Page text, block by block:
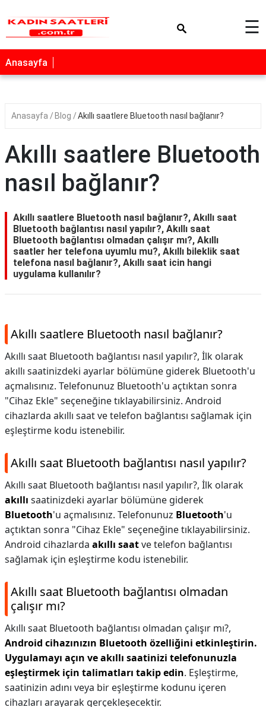
☰
Anasayfa
Anasayfa Blog Akıllı saatlere Bluetooth nasıl bağlanır?
Akıllı saatlere Bluetooth
nasıl bağlanır?
Akıllı saatlere Bluetooth nasıl bağlanır?, Akıllı saat
Bluetooth bağlantısı nasıl yapılır?, Akıllı saat
Bluetooth bağlantısı olmadan çalışır mı?, Akıllı
saatler her telefona uyumlu mu?, Akıllı bileklik saat
telefona nasıl bağlanır?, Akıllı saat icin hangi
uygulama kullanılır?
Akıllı saatlere Bluetooth nasıl bağlanır?
Akıllı saat Bluetooth bağlantısı nasıl yapılır?, İlk olarak
akıllı saatinizdeki ayarlar bölümüne giderek Bluetooth'u
açmalısınız. Telefonunuz Bluetooth'u açtıktan sonra
"Cihaz Ekle" seçeneğine tıklayabilirsiniz. Android
cihazlarda akıllı saat ve telefon bağlantısı sağlamak için
eşleştirme kodu istenebilir.
Akıllı saat Bluetooth bağlantısı nasıl yapılır?
Akıllı saat Bluetooth bağlantısı nasıl yapılır?, İlk olarak
akıllı saatinizdeki ayarlar bölümüne giderek
Bluetooth'u açmalısınız. Telefonunuz Bluetooth'u
açtıktan sonra "Cihaz Ekle" seçeneğine tıklayabilirsiniz.
Android cihazlarda akıllı saatve telefon bağlantısı
sağlamak için eşleştirme kodu istenebilir.
Akıllı saat Bluetooth bağlantısı olmadan
çalışır mı?
Akıllı saat Bluetooth bağlantısı olmadan çalışır mı?,
Android cihazınızın Bluetooth özelliğini etkinleştirin.
Uygulamayı açın ve akıllı saatinizi telefonunuzla
eşleştirmek için talimatları takip edin. Eşleştirme,
saatinizin adını veya bir eşleştirme kodunu içeren
cihazları arayarak gerçekleşecektir.